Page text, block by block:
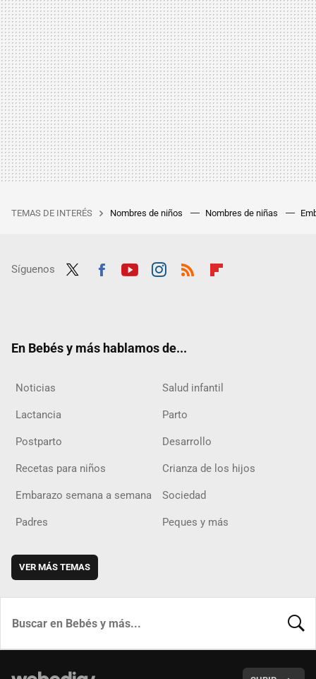
TEMAS DE INTERÉS Nombres de niños Nombres de niñas
Síguenos
En Bebés y más hablamos de...
Noticias Salud infantil
Lactancia Parto
Postparto Desarrollo
Recetas para niños Crianza de los hijos
Embarazo semana a semana Sociedad
Padres Peques y más
VER MÁS TEMAS